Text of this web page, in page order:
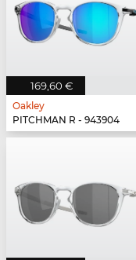
169,60 €
Oakley
PITCHMAN R - 943904